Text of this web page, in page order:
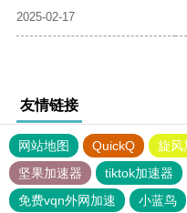
2025-02-17
友情链接
网站地图 QuickQ 旋风
坚果加速器
tiktok加速器
免费vqn外网加速
小蓝鸟